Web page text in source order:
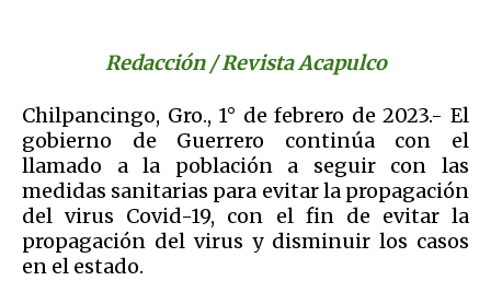
Redacción / Revista Acapulco
Chilpancingo, Gro., 1° de febrero de 2023.- El
gobierno de Guerrero continúa con el
llamado a la población a seguir con las
medidas sanitarias para evitar la propagación
del virus Covid-19, con el fin de evitar la
propagación del virus y disminuir los casos
en el estado.